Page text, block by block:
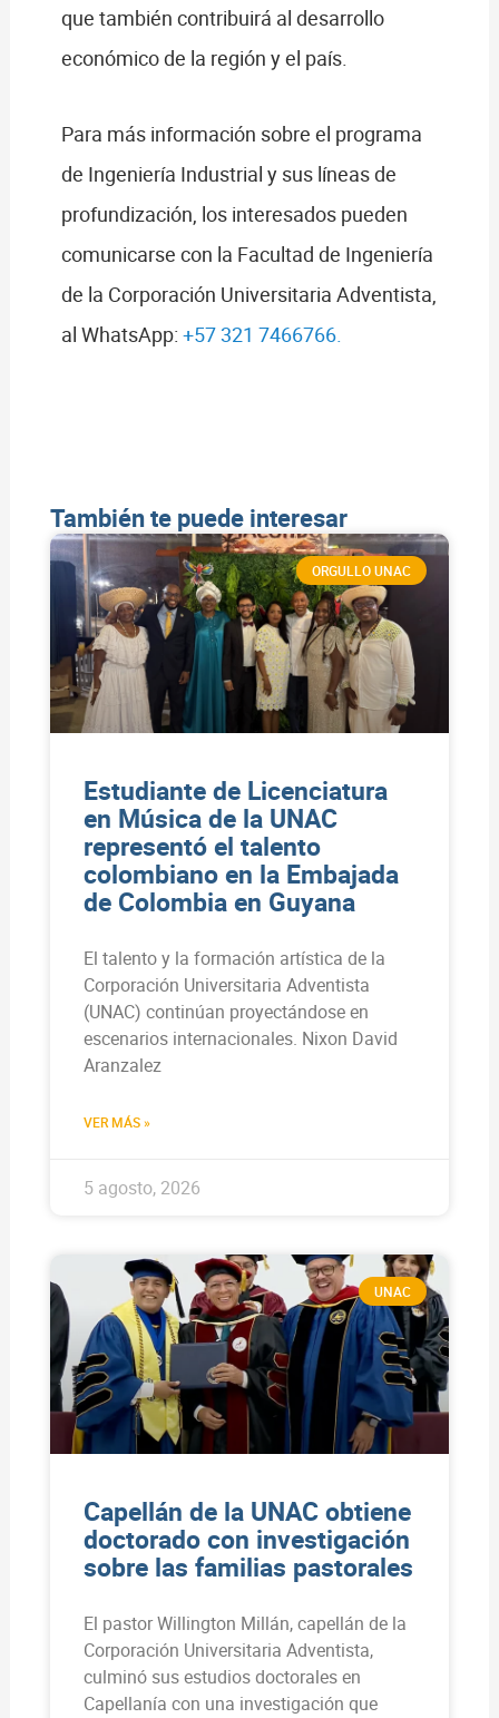
que también contribuirá al desarrollo
económico de la región y el país.
Para más información sobre el programa
de Ingeniería Industrial y sus líneas de
profundización, los interesados pueden
comunicarse con la Facultad de Ingeniería
de la Corporación Universitaria Adventista,
al WhatsApp: +57 321 7466766.
También te puede interesar
ORGULLO UNAC
Estudiante de Licenciatura
en Música de la UNAC
representó el talento
colombiano en la Embajada
de Colombia en Guyana
El talento y la formación artística de la
Corporación Universitaria Adventista
(UNAC) continúan proyectándose en
escenarios internacionales. Nixon David
Aranzalez
VER MÁS »
5 agosto, 2026
UNAC
Capellán de la UNAC obtiene
doctorado con investigación
sobre las familias pastorales
El pastor Willington Millán, capellán de la
Corporación Universitaria Adventista,
culminó sus estudios doctorales en
Capellanía con una investigación que